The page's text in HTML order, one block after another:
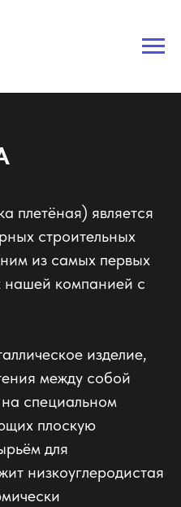
плетёная) является
строительных
из самых первых
нашей компанией с
изделие,
между собой
специальном
плоскую
для
низкоуглеродистая